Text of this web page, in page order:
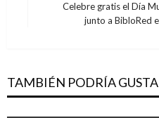
Celebre gratis el Día
junto a BibloRed
TAMBIÉN PODRÍA